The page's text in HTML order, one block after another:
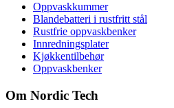
Oppvaskkummer
Blandebatteri i rustfritt stål
Rustfrie oppvaskbenker
Innredningsplater
Kjøkkentilbehør
Oppvaskbenker
Om Nordic Tech